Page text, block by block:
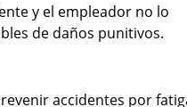
y el empleador no lo
de daños punitivos.
accidentes por